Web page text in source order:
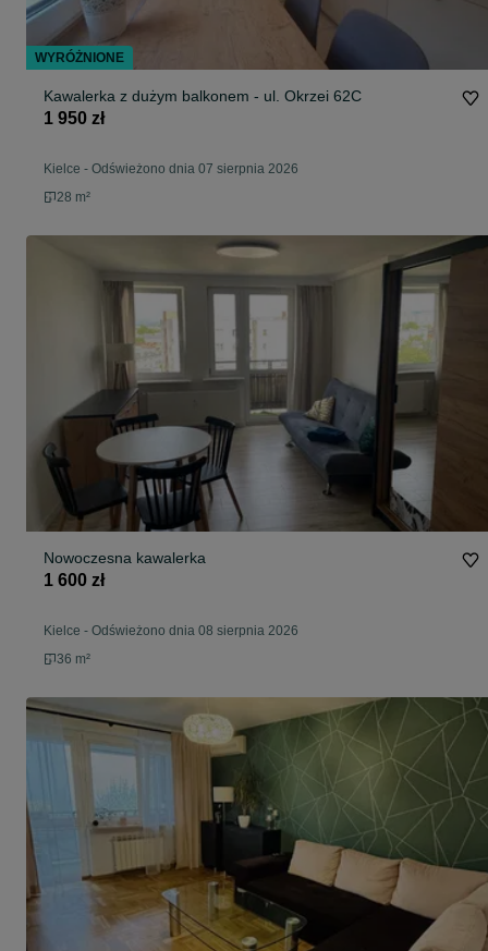
Kawalerka z dużym balkonem - ul. Okrzei 62C
1 950 zł
Kielce - Odświeżono dnia 07 sierpnia 2026
28 m²
Nowoczesna kawalerka
1 600 zł
Kielce - Odświeżono dnia 08 sierpnia 2026
36 m²
WYRÓŻNIONE